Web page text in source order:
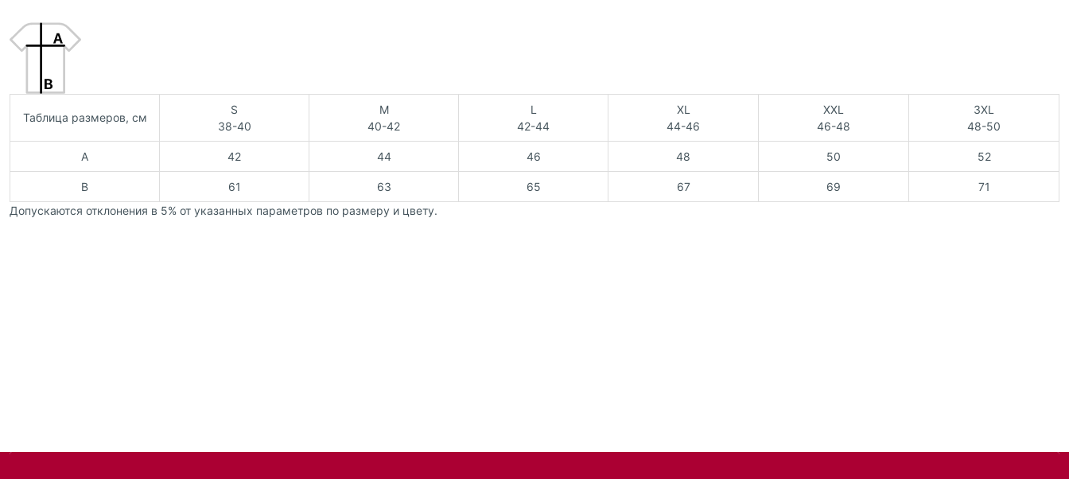
Таблица размеров, см
S
38-40
M
40-42
L
42-44
XL
44-46
XXL
46-48
3XL
48-50
A 42 44 46 48 50 52
B 61 63 65 67 69
71
Допускаются отклонения в 5% от указанных параметров по размеру и цвету.